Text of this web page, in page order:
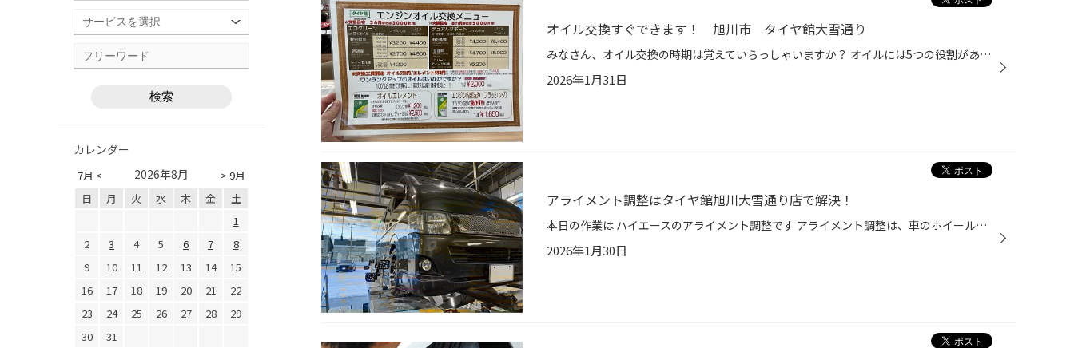
オイル交換すぐできます！ 旭川市 タイヤ館大雪通り
みなさん、オイル交換の時期は覚えていらっしゃいますか？ オイルには5つの役割があり潤滑、密閉、冷却、洗浄分散、防錆という役割がありオイルでエンジン内部をしっかり守ってくれます。 前回交換から3〜6ヶ月、3,000km〜5,000km経過している方はそろそろオイル交換の時期を迎えます！ また、それ...
2026年1月31日
アライメント調整はタイヤ館旭川大雪通り店で解決！
本日の作業は ハイエースのアライメント調整です アライメント調整は、車のホイールの位置や角度、方向を適切に保つためのメンテナンス作業です。 車体に対してホイールがどのように取り付けられているかを測定し、必要に応じて調整します。 アライメント調整の目的 アライメント調整は、車の足回り...
2026年1月30日
カレンダー
7月 < > 9月
2026年8月
日 月 火 水 木 金
土
1
2
3 4 5 6 7
8
9
10 11 12 13 14
15
16
17 18 19 20 21
22
23
24 25 26 27 28
29
30
31